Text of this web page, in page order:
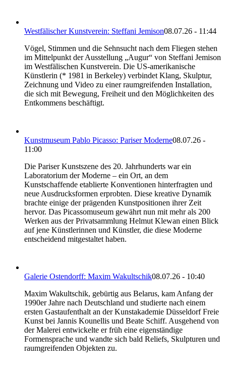
Westfälischer Kunstverein: Steffani Jemison08.07.26 - 11:44
Vögel, Stimmen und die Sehnsucht nach dem Fliegen stehen
im Mittelpunkt der Ausstellung „Augur“ von Steffani Jemison
im Westfälischen Kunstverein. Die US-amerikanische
Künstlerin (* 1981 in Berkeley) verbindet Klang, Skulptur,
Zeichnung und Video zu einer raumgreifenden Installation,
die sich mit Bewegung, Freiheit und den Möglichkeiten des
Entkommens beschäftigt.
Kunstmuseum Pablo Picasso: Pariser Moderne08.07.26 -
11:00
Die Pariser Kunstszene des 20. Jahrhunderts war ein
Laboratorium der Moderne – ein Ort, an dem
Kunstschaffende etablierte Konventionen hinterfragten und
neue Ausdrucksformen erprobten. Diese kreative Dynamik
brachte einige der prägenden Kunstpositionen ihrer Zeit
hervor. Das Picassomuseum gewährt nun mit mehr als 200
Werken aus der Privatsammlung Helmut Klewan einen Blick
auf jene Künstlerinnen und Künstler, die diese Moderne
entscheidend mitgestaltet haben.
Galerie Ostendorff: Maxim Wakultschik08.07.26 - 10:40
Maxim Wakultschik, gebürtig aus Belarus, kam Anfang der
1990er Jahre nach Deutschland und studierte nach einem
ersten Gastaufenthalt an der Kunstakademie Düsseldorf Freie
Kunst bei Jannis Kounellis und Beate Schiff. Ausgehend von
der Malerei entwickelte er früh eine eigenständige
Formensprache und wandte sich bald Reliefs, Skulpturen und
raumgreifenden Objekten zu.